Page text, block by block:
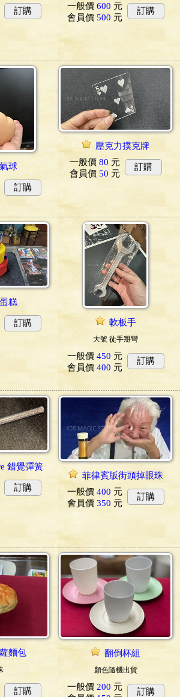
訂購
一般價 600 元
會員價 500 元
訂購
球
訂購
壓克力撲克牌
一般價 80 元
會員價 50 元
訂購
糕
訂購 軟板手
大號 徒手掰彎
一般價 450 元
會員價 400 元
訂購
錯覺彈簧
訂購
菲律賓版街頭掉眼珠
一般價 400 元
會員價 350 元
訂購
麵包
訂購
翻倒杯組
顏色隨機出貨
一般價 200 元
訂購